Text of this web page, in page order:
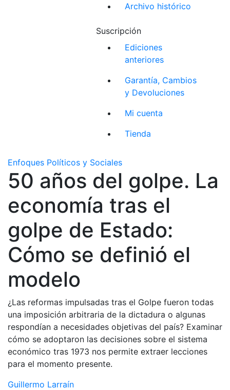
Archivo histórico
Suscripción
Ediciones
anteriores
Garantía, Cambios
y Devoluciones
Mi cuenta
Tienda
Enfoques Políticos y Sociales
50 años del golpe. La
economía tras el
golpe de Estado:
Cómo se definió el
modelo
¿Las reformas impulsadas tras el Golpe fueron todas
una imposición arbitraria de la dictadura o algunas
respondían a necesidades objetivas del país? Examinar
cómo se adoptaron las decisiones sobre el sistema
económico tras 1973 nos permite extraer lecciones
para el momento presente.
Guillermo Larraín